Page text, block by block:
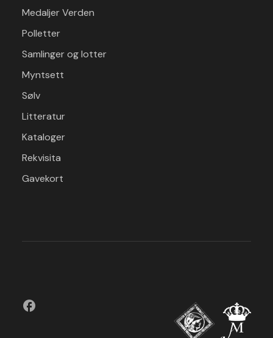
Medaljer Verden
Polletter
Samlinger og lotter
Myntsett
Sølv
Litteratur
Kataloger
Rekvisita
Gavekort
facebook